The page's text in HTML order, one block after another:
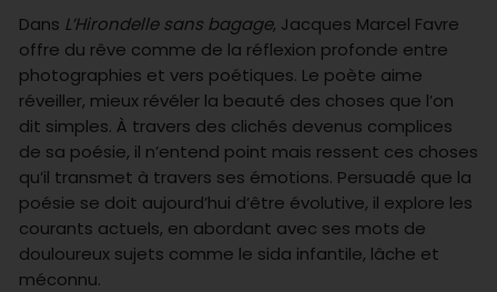
Dans L’Hirondelle sans bagage, Jacques Marcel Favre
offre du rêve comme de la réflexion profonde entre
photographies et vers poétiques. Le poète aime
réveiller, mieux révéler la beauté des choses que l’on
dit simples. À travers des clichés devenus complices
de sa poésie, il n’entend point mais ressent ces choses
qu’il transmet à travers ses émotions. Persuadé que la
poésie se doit aujourd’hui d’être évolutive, il explore les
courants actuels, en abordant avec ses mots de
douloureux sujets comme le sida infantile, lâche et
méconnu.